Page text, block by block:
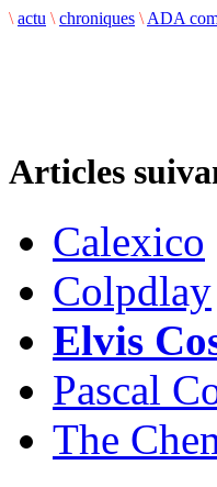
\ actu \ chroniques \ ADA
Articles
Calexico
Colpdlay
Elvis
Pascal
The